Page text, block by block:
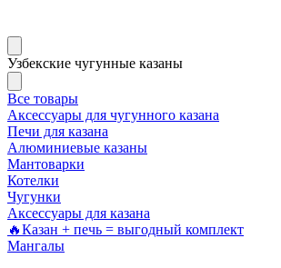
Узбекские чугунные казаны
Все товары
Аксессуары для чугунного казана
Печи для казана
Алюминиевые казаны
Мантоварки
Котелки
Чугунки
Аксессуары для казана
🔥Казан + печь = выгодный комплект
Мангалы